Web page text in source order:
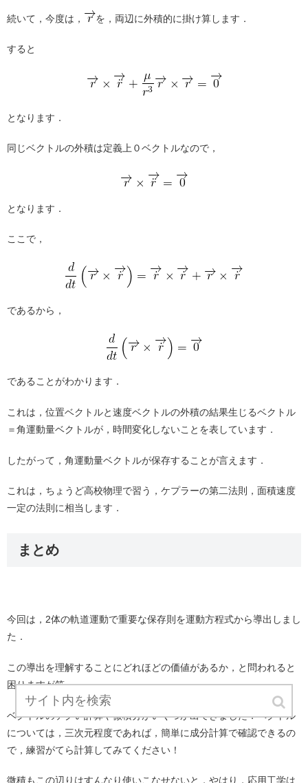
続いて，今度は， を，両辺に外積的に掛け算します．
すると
となります．
同じベクトルの外積は定義上０ベクトルなので，
となります．
ここで，
であるから，
であることがわかります．
これは，位置ベクトルと速度ベクトルの外積の結果生じるベクトル
＝角運動量ベクトルが，時間変化しないことを表しています．
したがって，角運動量ベクトルが保存することが言えます．
これは，ちょうど高校物理で習う，ケプラーの第二法則，面積速度
一定の法則に相当します．
まとめ
今回は，2体の軌道運動で重要な保存則を運動方程式から導出しまし
た．
この導出を理解することにどれほどの価値があるか，と問われると
困りますが笑
ベクトルのテクい計算や微積分がいくつか出てきました．ベクトル
については，三次元程度であれば，簡単に成分計算で確認できるの
で，練習がてら計算してみてください！
微積もこの辺りはすんなり使いこなせないと，やはり，応用工学は